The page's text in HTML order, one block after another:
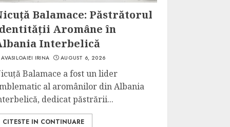
Balamace: Păstrătorul
Aromâne în
Interbelică
AVASILOAIEI IRINA AUGUST 6, 2026
Balamace a fost un lider
al aromânilor din Albania
dedicat păstrării...
CITESTE IN CONTINUARE